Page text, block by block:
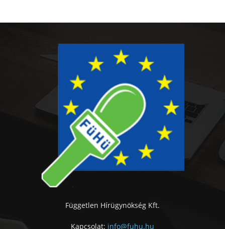
Független Hírügynökség Kft.
Kapcsolat: info@fuhu.hu